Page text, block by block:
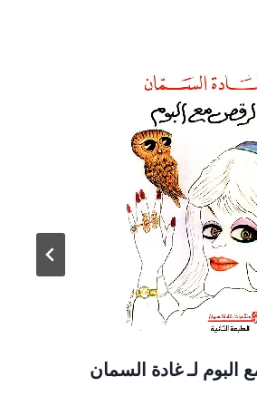
لـ غادة السمان